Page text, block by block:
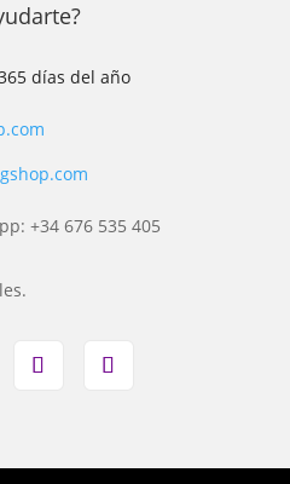
días del año
+34 676 535 405